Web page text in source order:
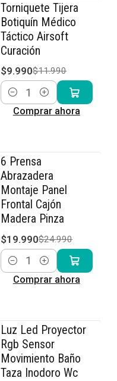
-17% OFF
Torniquete Tijera
Botiquín Médico
Táctico Airsoft
Curación
$9.990$11.990
Cantidad
Comprar ahora
-20% OFF
6 Prensa
Abrazadera
Montaje Panel
Frontal Cajón
Madera Pinza
$19.990$24.990
Cantidad
Comprar ahora
-8% OFF
Luz Led Proyector
Rgb Sensor
Movimiento Baño
Taza Inodoro Wc